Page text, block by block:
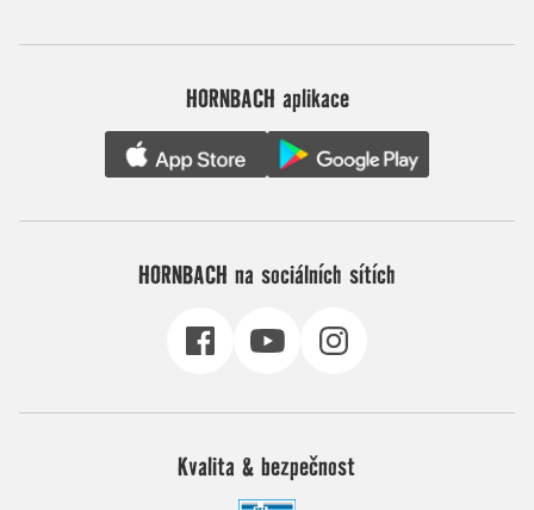
HORNBACH aplikace
HORNBACH na sociálních sítích
Kvalita & bezpečnost